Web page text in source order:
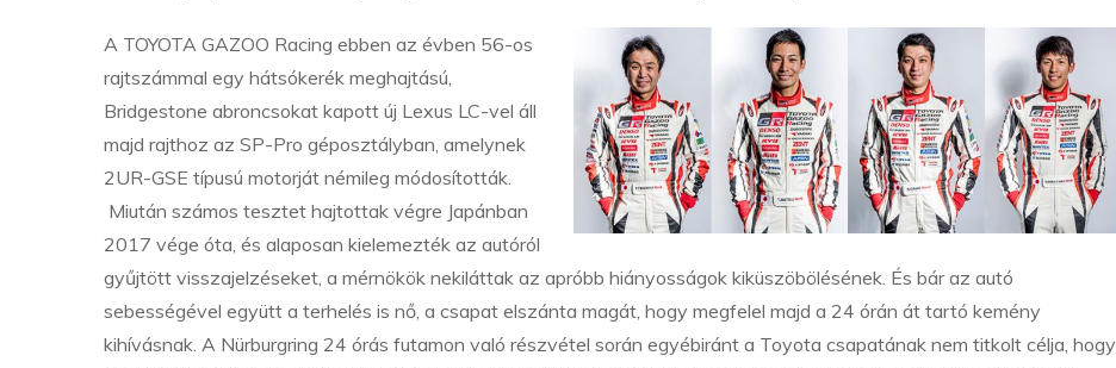
A TOYOTA GAZOO Racing ebben az évben 56-os
rajtszámmal egy hátsókerék meghajtású,
Bridgestone abroncsokat kapott új Lexus LC-vel áll
majd rajthoz az SP-Pro géposztályban, amelynek
2UR-GSE típusú motorját némileg módosították.
Miután számos tesztet hajtottak végre Japánban
2017 vége óta, és alaposan kielemezték az autóról
gyűjtött visszajelzéseket, a mérnökök nekiláttak az apróbb hiányosságok kiküszöbölésének. És bár az autó
sebességével együtt a terhelés is nő, a csapat elszánta magát, hogy megfelel majd a 24 órán át tartó kemény
kihívásnak. A Nürburgring 24 órás futamon való részvétel során egyébiránt a Toyota csapatának nem titkolt célja, hogy